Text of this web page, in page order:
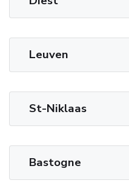
Leuven
St-Niklaas
Bastogne